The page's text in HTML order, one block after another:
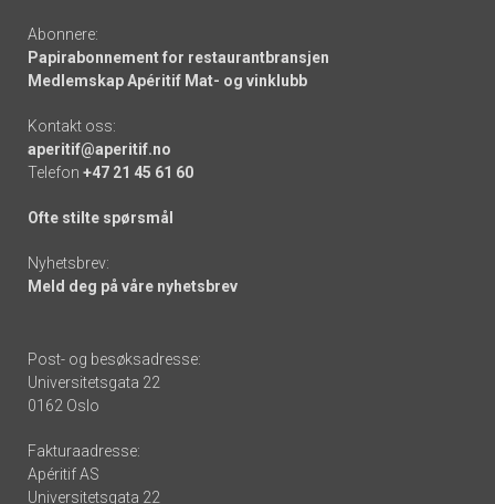
Abonnere:
Papirabonnement for restaurantbransjen
Medlemskap Apéritif Mat- og vinklubb
Kontakt oss:
aperitif@aperitif.no
Telefon +47 21 45 61 60
Ofte stilte spørsmål
Nyhetsbrev:
Meld deg på våre nyhetsbrev
Post- og besøksadresse:
Universitetsgata 22
0162 Oslo
Fakturaadresse:
Apéritif AS
Universitetsgata 22